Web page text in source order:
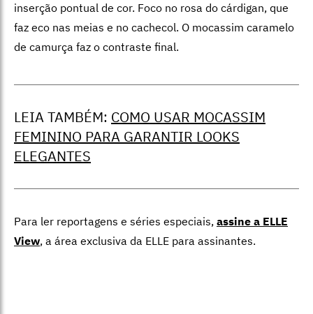
inserção pontual de cor. Foco no rosa do cárdigan, que
faz eco nas meias e no cachecol. O mocassim caramelo
de camurça faz o contraste final.
LEIA TAMBÉM: COMO USAR MOCASSIM
FEMININO PARA GARANTIR LOOKS
ELEGANTES
Para ler reportagens e séries especiais, assine a ELLE
View, a área exclusiva da ELLE para assinantes.